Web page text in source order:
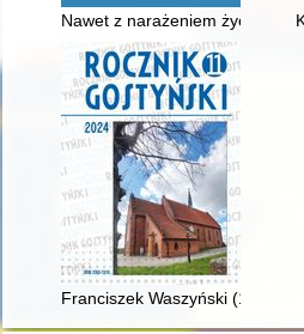
Nawet z narażeniem życia :
Franciszek Waszyński (1897-